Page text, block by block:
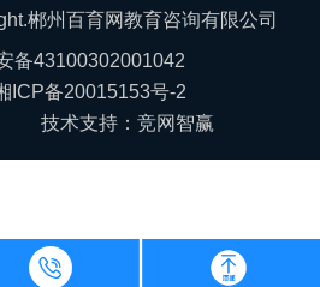
郴州百育网教育咨询有限公司
备43100302001042
ICP备20015153号-2
术支持：竞网智赢